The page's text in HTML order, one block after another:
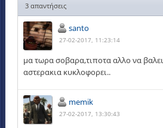
3 απαντήσεις
santo
27-02-2017, 11:23:14
μα τωρα σοβαρα,τιποτα αλλο να
αστερακια κυκλοφορει..
memik
27-02-2017, 13:30:43